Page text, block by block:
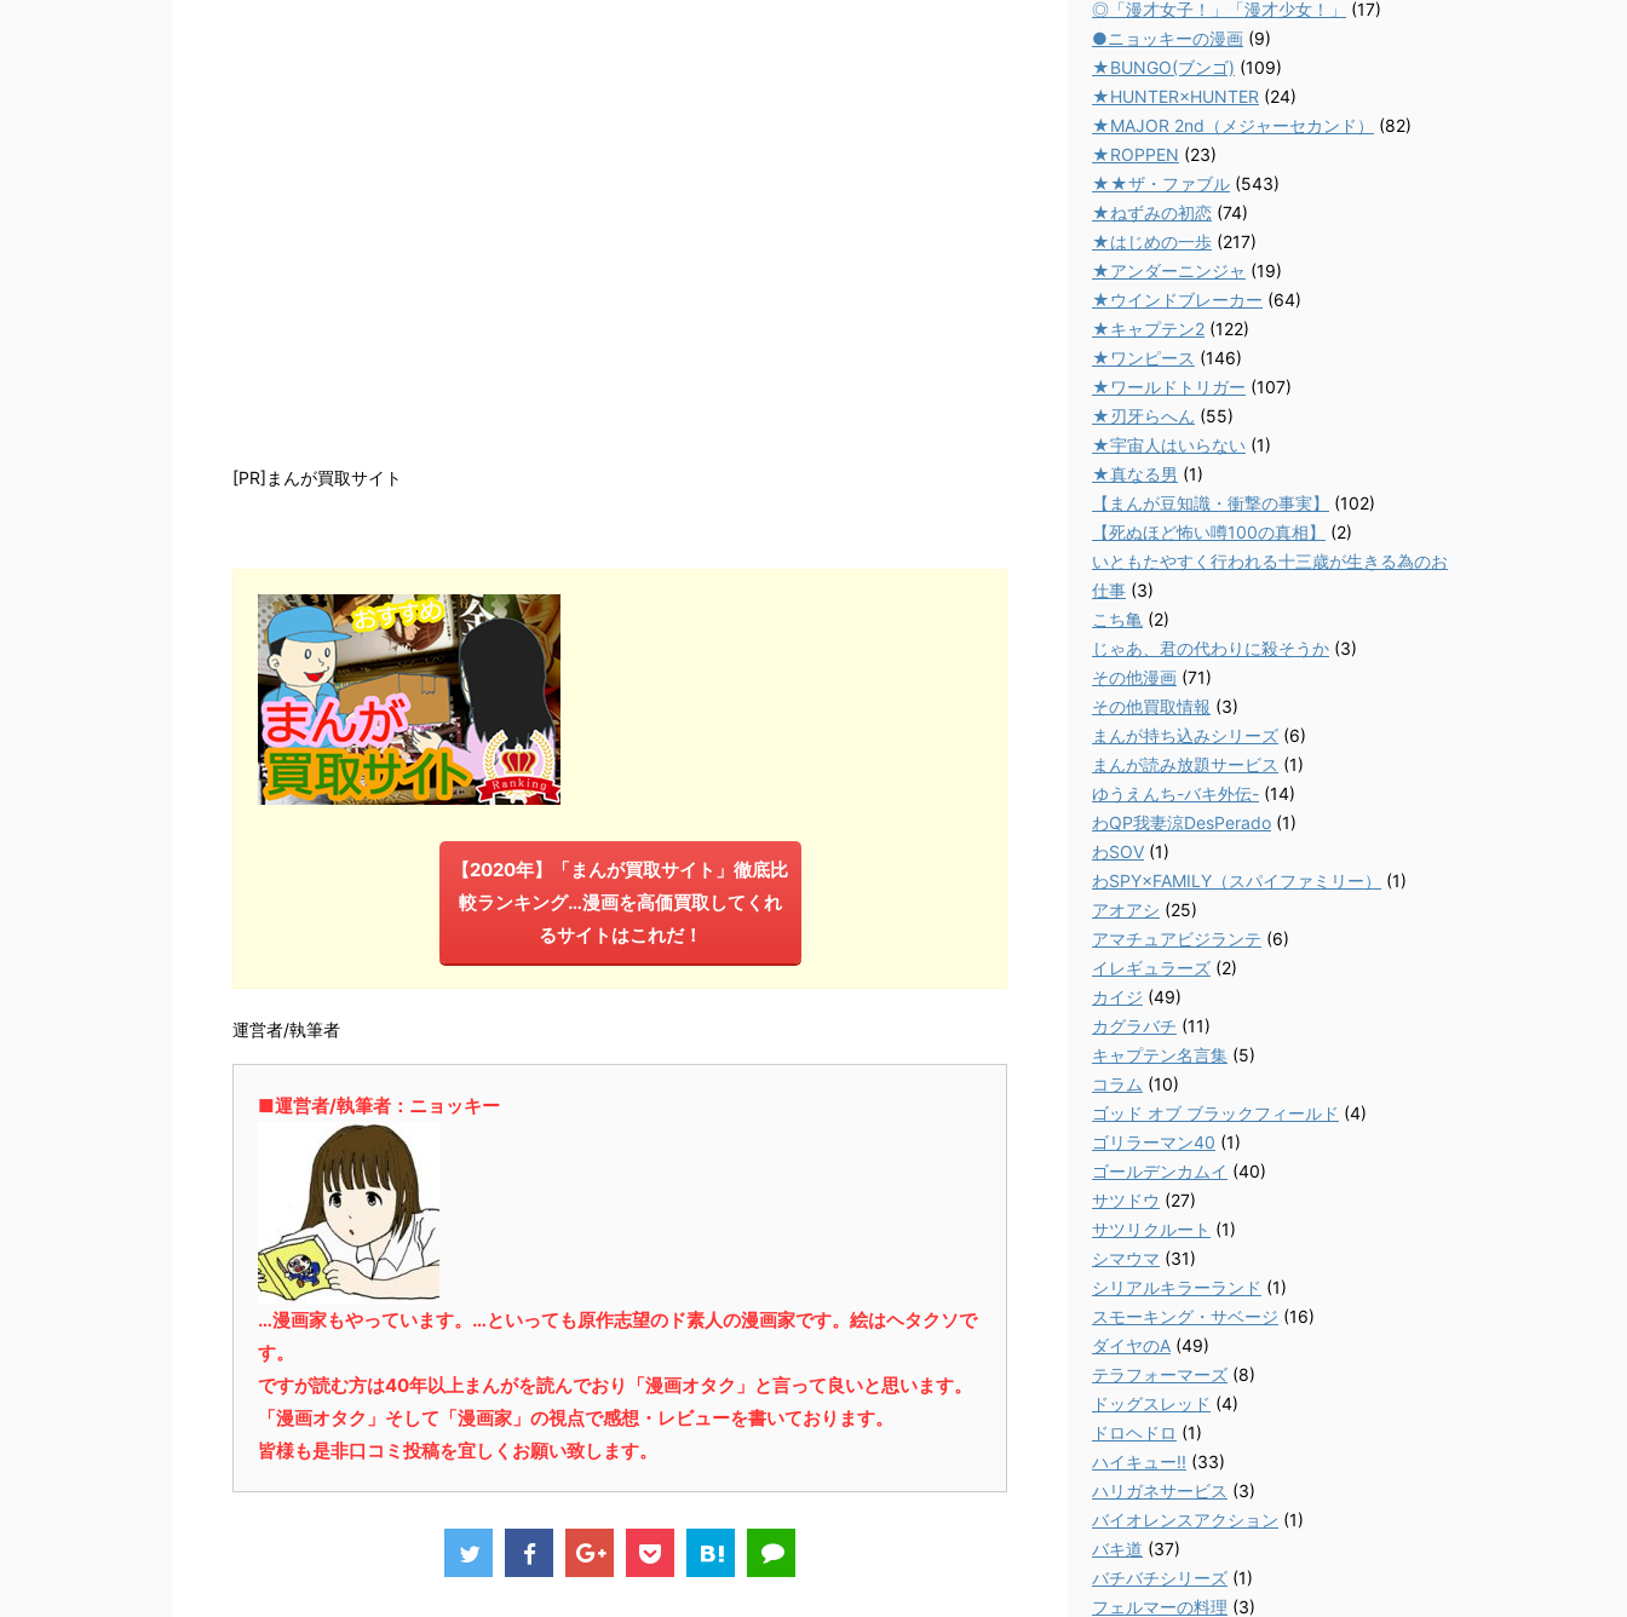
[PR]まんが買取サイト
【2020年】「まんが買取サイト」徹底比
較ランキング…漫画を高価買取してくれ
るサイトはこれだ！
運営者/執筆者
■運営者/執筆者：ニョッキー
…漫画家もやっています。…といっても原作志望のド素人の漫画家です。絵はヘタクソで
す。
ですが読む方は40年以上まんがを読んでおり「漫画オタク」と言って良いと思います。
「漫画オタク」そして「漫画家」の視点で感想・レビューを書いております。
皆様も是非口コミ投稿を宜しくお願い致します。
◎「漫才女子！」「漫才少女！」
(17)
●ニョッキーの漫画 (9)
★BUNGO(ブンゴ) (109)
★HUNTER×HUNTER (24)
★MAJOR 2nd（メジャーセカンド）
(82)
★ROPPEN (23)
★★ザ・ファブル (543)
★ねずみの初恋 (74)
★はじめの一歩 (217)
★アンダーニンジャ (19)
★ウインドブレーカー (64)
★キャプテン2 (122)
★ワンピース (146)
★ワールドトリガー (107)
★刃牙らへん (55)
★宇宙人はいらない (1)
★真なる男 (1)
【まんが豆知識・衝撃の事実】
(102)
【死ぬほど怖い噂100の真相】
(2)
いともたやすく行われる十三歳が生きる為のお
仕事 (3)
こち亀 (2)
じゃあ、君の代わりに殺そうか (3)
その他漫画 (71)
その他買取情報 (3)
まんが持ち込みシリーズ (6)
まんが読み放題サービス (1)
ゆうえんち-バキ外伝- (14)
わQP我妻涼DesPerado (1)
わSOV (1)
わSPY×FAMILY（スパイファミリー）
(1)
アオアシ (25)
アマチュアビジランテ (6)
イレギュラーズ (2)
カイジ (49)
カグラバチ (11)
キャプテン名言集 (5)
コラム (10)
ゴッド オブ ブラックフィールド (4)
ゴリラーマン40 (1)
ゴールデンカムイ (40)
サツドウ (27)
サツリクルート (1)
シマウマ (31)
シリアルキラーランド (1)
スモーキング・サベージ (16)
ダイヤのA (49)
テラフォーマーズ (8)
ドッグスレッド (4)
ドロヘドロ (1)
ハイキュー!! (33)
ハリガネサービス (3)
バイオレンスアクション (1)
バキ道 (37)
バチバチシリーズ (1)
フェルマーの料理 (3)